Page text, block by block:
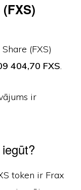
(FXS)
404,70 FXS.
ir
token ir Frax